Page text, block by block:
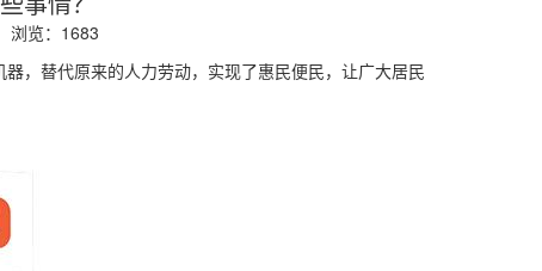
浏览：1683
，替代原来的人力劳动，实现了惠民便民，让广大居民